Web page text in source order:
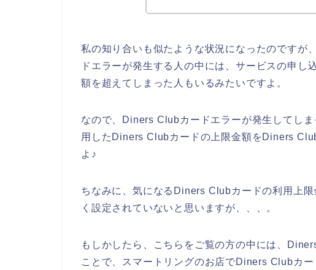
私の知り合いも似たような状況になったのですが
ドエラーが発生する人の中には、サービスの申
額を超えてしまった人もいるみたいですよ。
なので、Diners Clubカードエラーが発生してし
用したDiners Clubカードの上限金額をDiners
よ♪
ちなみに、気になるDiners Clubカードの利用上
く設定されていないと思いますが、、、。
もしかしたら、こちらをご覧の方の中には、
ことで、スマートリングのお店でDiners Clubカ